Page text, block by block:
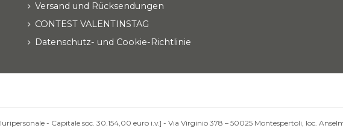
Versand und Rücksendungen
CONTEST VALENTINSTAG
Datenschutz- und Cookie-Richtlinie
- Capitale soc. 30.154,00 euro i.v.] - Via Virginio 378 – 50025 Montespertoli, loc.